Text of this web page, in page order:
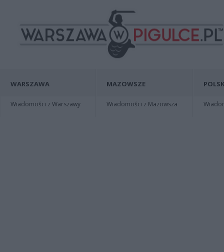
WARSZAWA
Wiadomości z Warszawy
MAZOWSZE
Wiadomości z Mazowsza